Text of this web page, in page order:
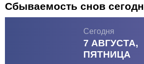
Сбываемость снов
Сегодня
7 АВГУСТА,
ПЯТНИЦА